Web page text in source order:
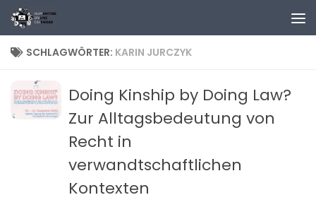
Zum Inhalt springen
SCHLAGWÖRTER: KARIN JURCZYK
Doing Kinship by Doing Law?
Zur Alltagsbedeutung von
Recht in
verwandtschaftlichen
Kontexten